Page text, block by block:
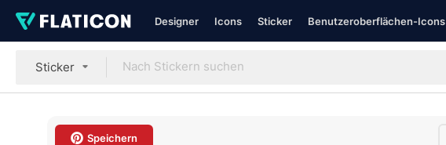
Designer Icons Sticker Benutzeroberflächen-Icons
Sticker
Speichern